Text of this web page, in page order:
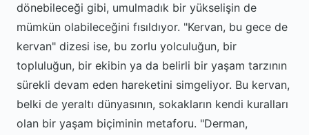
dönebileceği gibi, umulmadık bir yükselişin de
mümkün olabileceğini fısıldıyor. "Kervan, bu gece de
kervan" dizesi ise, bu zorlu yolculuğun, bir
topluluğun, bir ekibin ya da belirli bir yaşam tarzının
sürekli devam eden hareketini simgeliyor. Bu kervan,
belki de yeraltı dünyasının, sokakların kendi kuralları
olan bir yaşam biçiminin metaforu. "Derman,